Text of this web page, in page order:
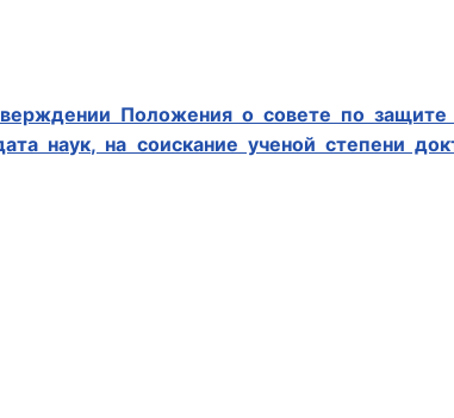
Положения о совете по защите
наук, на соискание ученой степени